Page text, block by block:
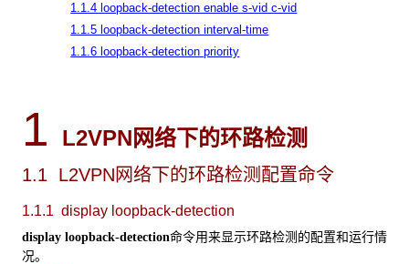
1.1.4 loopback-detection enable s-vid c-vid
1.1.5 loopback-detection interval-time
1.1.6 loopback-detection priority
1 L2VPN网络下的环路检测
1.1 L2VPN网络下的环路检测配置命令
1.1.1 display loopback-detection
display loopback-detection命令用来显示环路检测的配置和运行情
况。